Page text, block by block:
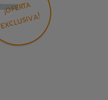
¡
of
e
rt
a
e
x
cl
u
si
v
a!